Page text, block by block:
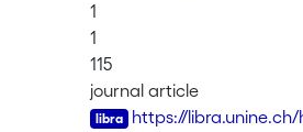
1
1
115
journal article
https://libra.unine.ch/